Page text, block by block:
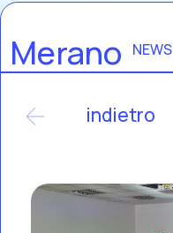
NEWS
Merano
indietro